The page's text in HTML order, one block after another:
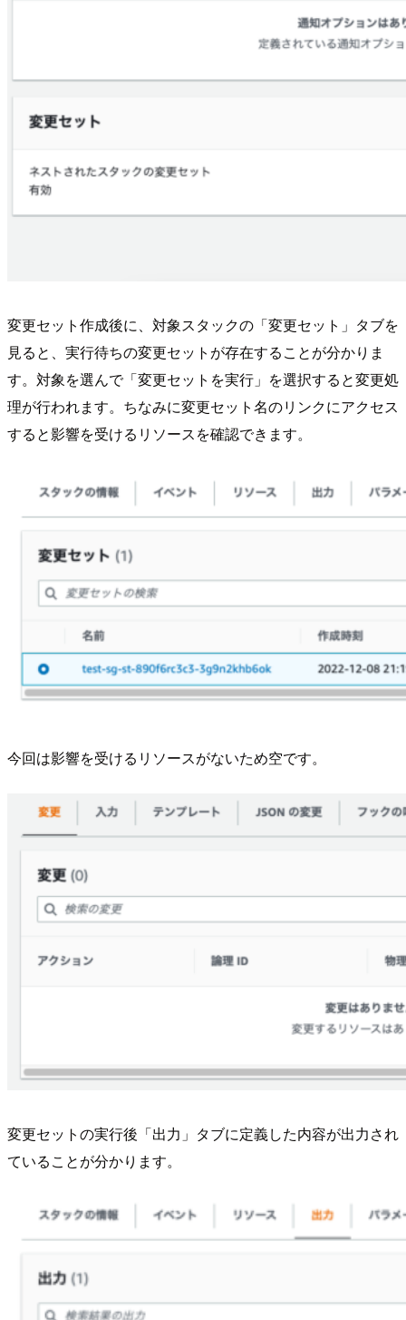
変更セット作成後に、対象スタックの「変更セット」タブを
見ると、実行待ちの変更セットが存在することが分かりま
す。対象を選んで「変更セットを実行」を選択すると変更処
理が行われます。ちなみに変更セット名のリンクにアクセス
すると影響を受けるリソースを確認できます。
今回は影響を受けるリソースがないため空です。
変更セットの実行後「出力」タブに定義した内容が出力され
ていることが分かります。